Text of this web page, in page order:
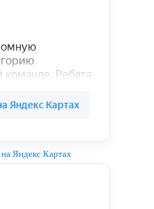
Яндекс Картах